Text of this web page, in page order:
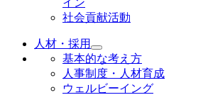
社会貢献活動
人材・採用
基本的な考え方
人事制度・人材育成
ウェルビーイング